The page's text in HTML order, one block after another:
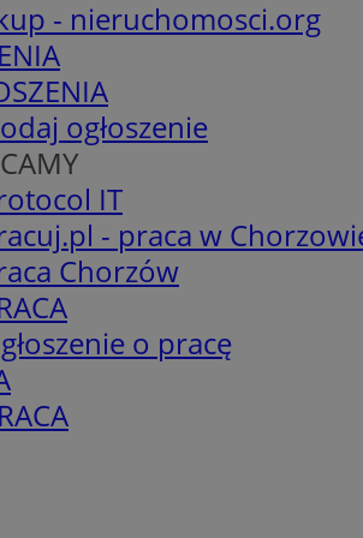
- nieruchomosci.org
ogłoszenie
IT
- praca w
Chorzów
o pracę